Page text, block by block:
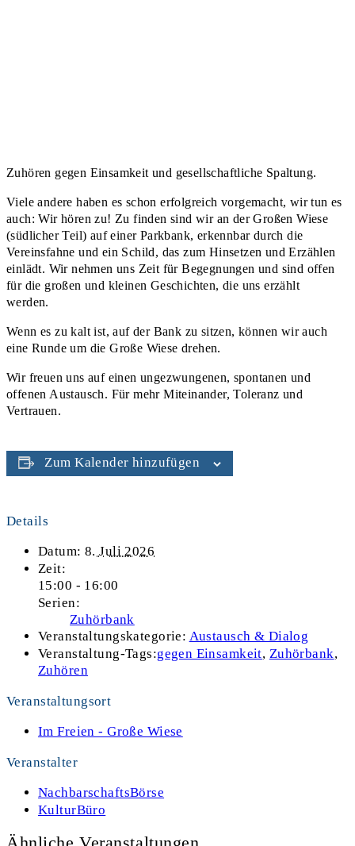
Zuhören gegen Einsamkeit und gesellschaftliche Spaltung.
Viele andere haben es schon erfolgreich vorgemacht, wir tun es
auch: Wir hören zu! Zu finden sind wir an der Großen Wiese
(südlicher Teil) auf einer Parkbank, erkennbar durch die
Vereinsfahne und ein Schild, das zum Hinsetzen und Erzählen
einlädt. Wir nehmen uns Zeit für Begegnungen und sind offen
für die großen und kleinen Geschichten, die uns erzählt
werden.
Wenn es zu kalt ist, auf der Bank zu sitzen, können wir auch
eine Runde um die Große Wiese drehen.
Wir freuen uns auf einen ungezwungenen, spontanen und
offenen Austausch. Für mehr Miteinander, Toleranz und
Vertrauen.
Zum Kalender hinzufügen
Details
Datum: 8. Juli 2026
Zeit:
15:00 - 16:00
Serien:
Zuhörbank
Veranstaltungskategorie: Austausch & Dialog
Veranstaltung-Tags:gegen Einsamkeit, Zuhörbank,
Zuhören
Veranstaltungsort
Im Freien - Große Wiese
Veranstalter
NachbarschaftsBörse
KulturBüro
Ähnliche Veranstaltungen